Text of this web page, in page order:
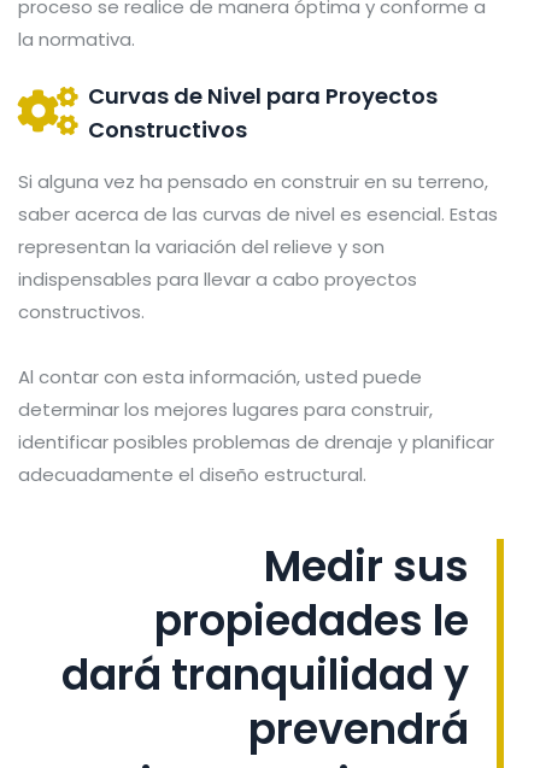
proceso se realice de manera óptima y conforme a
la normativa.
Curvas de Nivel para Proyectos
Constructivos
Si alguna vez ha pensado en construir en su terreno,
saber acerca de las curvas de nivel es esencial. Estas
representan la variación del relieve y son
indispensables para llevar a cabo proyectos
constructivos.
Al contar con esta información, usted puede
determinar los mejores lugares para construir,
identificar posibles problemas de drenaje y planificar
adecuadamente el diseño estructural.
Medir sus
propiedades le
dará tranquilidad y
prevendrá